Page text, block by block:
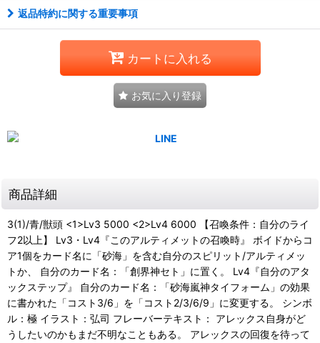
返品特約に関する重要事項
カートに入れる
お気に入り登録
商品詳細
3(1)/青/獣頭 <1>Lv3 5000 <2>Lv4 6000 【召喚条件：自分のライ
フ2以上】 Lv3・Lv4『このアルティメットの召喚時』 ボイドからコ
ア1個をカード名に「砂海」を含む自分のスピリット/アルティメッ
トか、 自分のカード名：「創界神セト」に置く。 Lv4『自分のアタ
ックステップ』 自分のカード名：「砂海嵐神タイフォーム」の効果
に書かれた「コスト3/6」を「コスト2/3/6/9」に変更する。 シンボ
ル：極 イラスト：弘司 フレーバーテキスト： アレックス自身がど
うしたいのかもまだ不明なこともある。 アレックスの回復を待って